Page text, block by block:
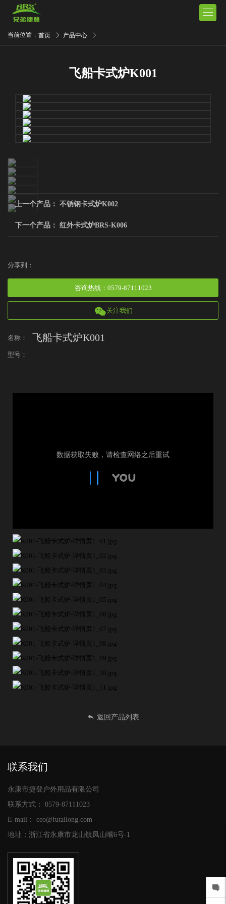

当前位置 : 首页 产品中心
飞船卡式炉K001
上一个产品： 不锈钢卡式炉K002
下一个产品： 红外卡式炉BRS-K006
分享到：
咨询热线： 0579-87111023
关注我们
名称： 飞船卡式炉K001
型号：
返回产品列表
联系我们
永康市捷登户外用品有限公司
联系方式：
0579-87111023
E-mail：
ceo@futailong.com
地址：浙江省永康市龙山镇凤山嘴6号-1
迎